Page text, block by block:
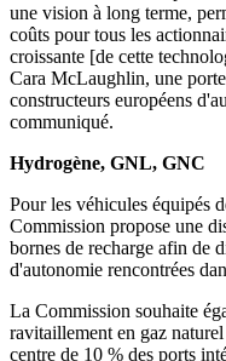
une vision à long terme,
coûts pour tous les
croissante [de cette
Cara McLaughlin, une
constructeurs européens
communiqué.
Hydrogène, GNL, GNC
Pour les véhicules équipés
Commission propose une
bornes de recharge afin de
d'autonomie rencontrées
La Commission souhaite
ravitaillement en gaz
centre de 10 % des ports